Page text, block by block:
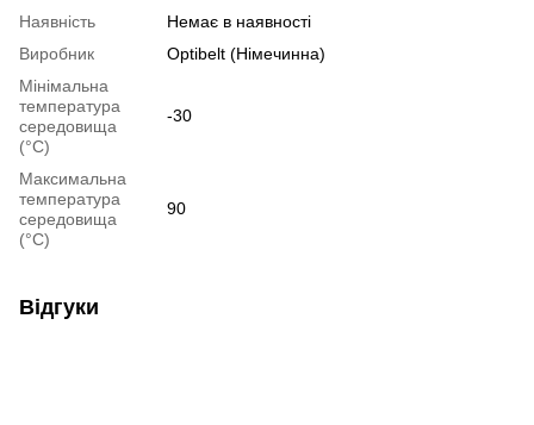
Наявність
Немає в наявності
Виробник
Optibelt (Німечинна)
Мінімальна
температура
середовища
(°C)
-30
Максимальна
температура
середовища
(°C)
90
Відгуки